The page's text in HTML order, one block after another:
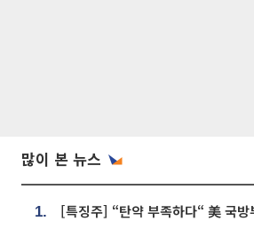
많이 본 뉴스
1.